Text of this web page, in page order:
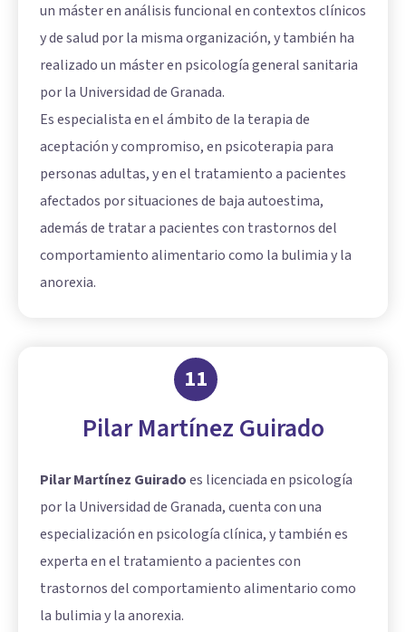
un máster en análisis funcional en contextos clínicos
y de salud por la misma organización, y también ha
realizado un máster en psicología general sanitaria
por la Universidad de Granada.
Es especialista en el ámbito de la terapia de
aceptación y compromiso, en psicoterapia para
personas adultas, y en el tratamiento a pacientes
afectados por situaciones de baja autoestima,
además de tratar a pacientes con trastornos del
comportamiento alimentario como la bulimia y la
anorexia.
11
Pilar Martínez Guirado
Pilar Martínez Guiradoes licenciada en psicología
por la Universidad de Granada, cuenta con una
especialización en psicología clínica, y también es
experta en el tratamiento a pacientes con
trastornos del comportamiento alimentario como
la bulimia y la anorexia.